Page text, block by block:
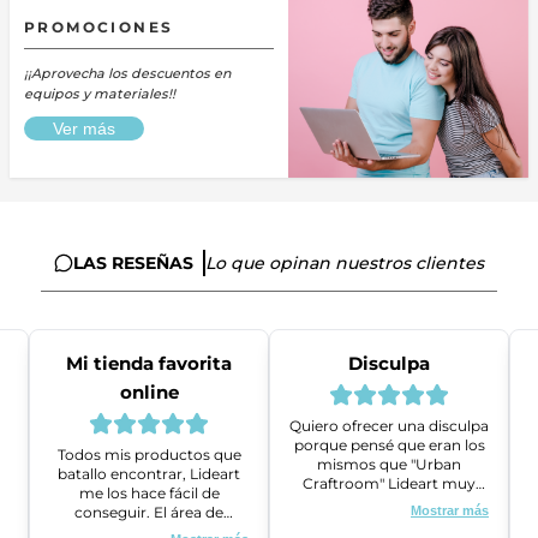
PROMOCIONES
¡¡Aprovecha los descuentos en
equipos y materiales!!
Ver más
LAS RESEÑAS Lo que opinan nuestros clientes
Mi tienda favorita
online
Todos mis productos que
batallo encontrar, Lideart
me los hace fácil de
conseguir. El área de
ventas es super amable y
Disculpa
Quiero ofrecer una disculpa
porque pensé que eran los
mismos que "Urban
Craftroom" Lideart muy
amables me ayudaron a
gestionar un problema que
Mostrar más